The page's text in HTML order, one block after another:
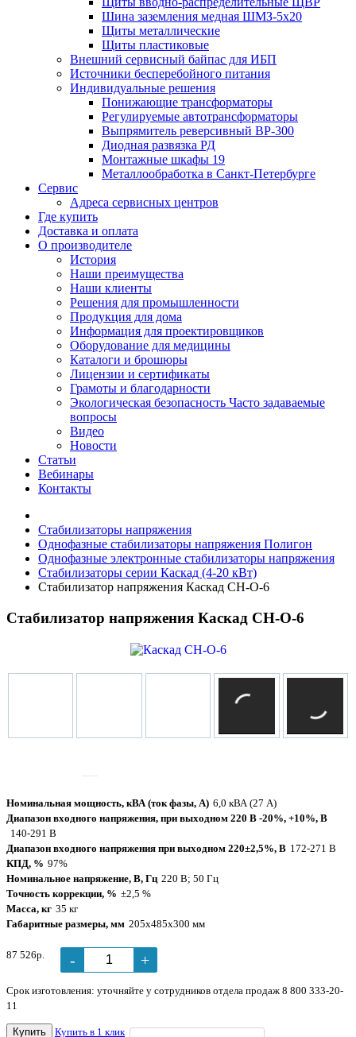
Шина заземления медная ШМЗ-5х20
Щиты металлические
Щиты пластиковые
Внешний сервисный байпас для ИБП
Источники бесперебойного питания
Индивидуальные решения
Понижающие трансформаторы
Регулируемые автотрансформаторы
Выпрямитель реверсивный ВР-300
Диодная развязка РД
Монтажные шкафы 19
Металлообработка в Санкт-Петербурге
Сервис
Адреса сервисных центров
Где купить
Доставка и оплата
О производителе
История
Наши преимущества
Наши клиенты
Решения для промышленности
Продукция для дома
Информация для проектировщиков
Оборудование для медицины
Каталоги и брошюры
Лицензии и сертификаты
Грамоты и благодарности
Экологическая безопасность Часто задаваемые
вопросы
Видео
Новости
Статьи
Вебинары
Контакты
Стабилизаторы напряжения
Однофазные стабилизаторы напряжения Полигон
Однофазные электронные стабилизаторы напряжения
Стабилизаторы серии Каскад (4-20 кВт)
Стабилизатор напряжения Каскад СН-О-6
Стабилизатор напряжения Каскад СН-О-6
Номинальная мощность, кВА (ток фазы, А) 6,0 кВА (27 А)
Диапазон входного напряжения, при выходном 220 В -20%, +10%, В
140-291 В
Диапазон входного напряжения при выходном 220±2,5%, В 172-271 В
КПД, % 97%
Номинальное напряжение, В, Гц 220 В; 50 Гц
Точность коррекции, % ±2,5 %
Масса, кг 35 кг
Габаритные размеры, мм 205х485х300 мм
87 526р. - +
Срок изготовления: уточняйте у сотрудников отдела продаж 8 800 333-20-
11
Купить Купить в 1 клик